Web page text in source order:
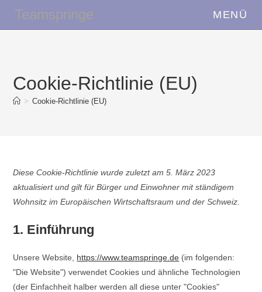
InhaltTeamspringe MENÜ
Cookie-Richtlinie (EU)
> Cookie-Richtlinie (EU)
Diese Cookie-Richtlinie wurde zuletzt am 5. März 2023
aktualisiert und gilt für Bürger und Einwohner mit ständigem
Wohnsitz im Europäischen Wirtschaftsraum und der Schweiz.
1. Einführung
Unsere Website, https://www.teamspringe.de (im folgenden:
"Die Website") verwendet Cookies und ähnliche Technologien
(der Einfachheit halber werden all diese unter "Cookies"